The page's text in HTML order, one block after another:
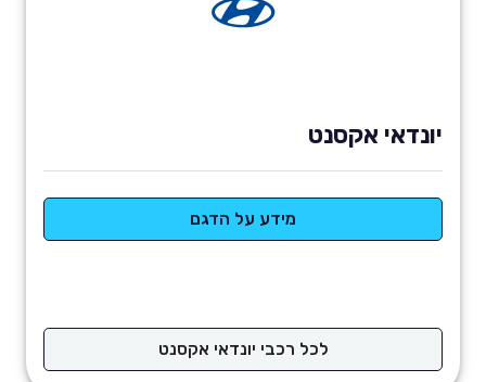
יונדאי אקסנט
מידע על הדגם
לכל רכבי יונדאי אקסנט